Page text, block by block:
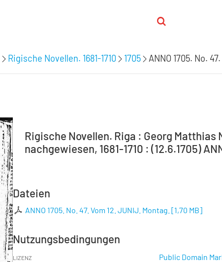
Rigische Novellen. 1681-1710 1705 ANNO 1705. No.
Rigische Novellen. Riga : Georg Matthias
nachgewiesen, 1681-1710 : (12.6.1705)
Dateien
ANNO 1705. No. 47. Vom 12. JUNIJ. Montag. [1,70 MB]
Nutzungsbedingungen
LIZENZ Public Domain